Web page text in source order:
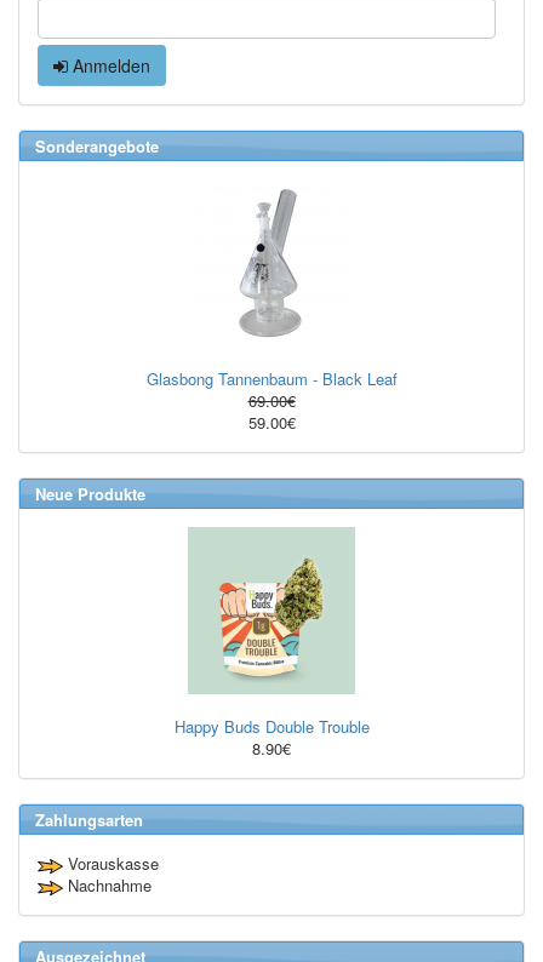
Anmelden
Sonderangebote
Glasbong Tannenbaum - Black Leaf
69.00€
59.00€
Neue Produkte
Happy Buds Double Trouble
8.90€
Zahlungsarten
Vorauskasse
Nachnahme
Ausgezeichnet